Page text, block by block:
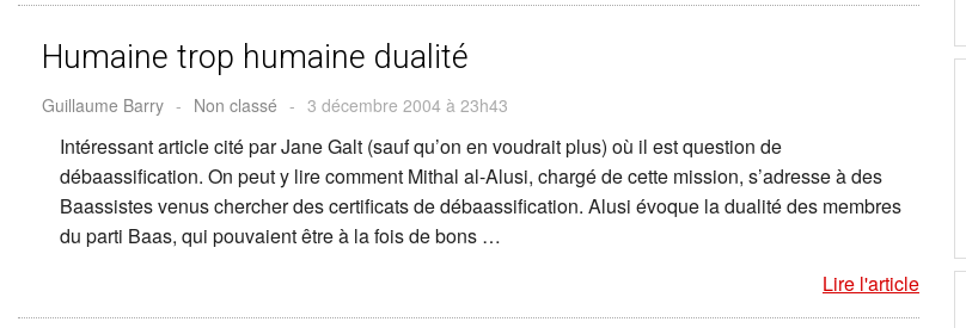
Humaine trop humaine dualité
Guillaume Barry - Non classé - 3 décembre 2004 à 23h43
Intéressant article cité par Jane Galt (sauf qu’on en voudrait plus) où il est question de
débaassification. On peut y lire comment Mithal al-Alusi, chargé de cette mission, s’adresse à des
Baassistes venus chercher des certificats de débaassification. Alusi évoque la dualité des membres
du parti Baas, qui pouvaient être à la fois de bons …
Lire l'article